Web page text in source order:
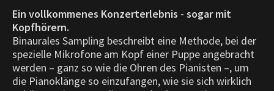
Ein vollkommenes Konzerterlebnis - sogar mit
Kopfhörern.
Binaurales Sampling beschreibt eine Methode, bei der
spezielle Mikrofone am Kopf einer Puppe angebracht
werden – ganz so wie die Ohren des Pianisten –, um
die Pianoklänge so einzufangen, wie sie sich wirklich